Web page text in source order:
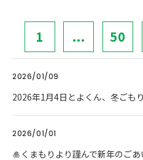
1 ... 50
2026/01/09
2026年1月4日とよくん、冬ごも
2026/01/01
🎍くまもりより謹んで新年のご